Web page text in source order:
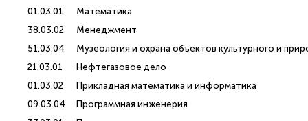
01.03.01
Математика
38.03.02
Менеджмент
51.03.04
Музеология и охрана объектов культурного и
21.03.01
Нефтегазовое дело
01.03.02
Прикладная математика и информатика
09.03.04
Программная инженерия